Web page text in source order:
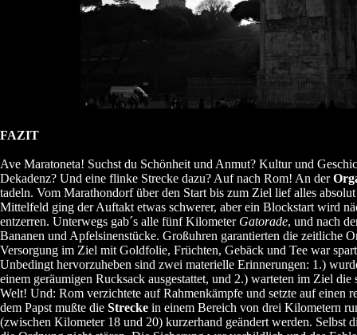
FAZIT
Ave Maratoneta! Suchst du Schönheit und Anmut? Kultur und
Dekadenz? Und eine flinke Strecke dazu? Auf nach Rom! An der
tadeln. Vom Marathondorf über den Start bis zum Ziel lief alles
Mittelfeld ging der Auftakt etwas schwerer, aber ein Blockstart wird
entzerren. Unterwegs gab´s alle fünf Kilometer Gatorade, und nach
Bananen und Apfelsinenstücke. Großuhren garantierten die zeitliche
Versorgung im Ziel mit Goldfolie, Früchten, Gebäck und Tee war
Unbedingt hervorzuheben sind zwei materielle Erinnerungen: 1.)
einem geräumigen Rucksack ausgestattet, und 2.) warteten im Ziel die
Welt! Und: Rom verzichtete auf Rahmenkämpfe und setzte auf einen
dem Papst mußte die Strecke in einem Bereich von drei Kilometern
(zwischen Kilometer 18 und 20) kurzerhand geändert werden. Selbst